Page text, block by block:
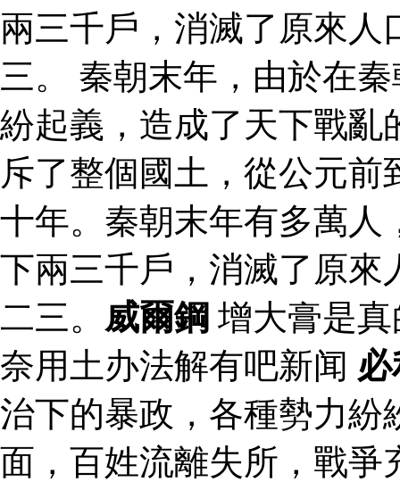
兩三千戶，消滅了原來
三。 秦朝末年，由於在
紛起義，造成了天下戰亂
斥了整個國土，從公元
十年。秦朝末年有多萬人
下兩三千戶，消滅了原來
二三。 威爾鋼 增大膏是
奈用土办法解有吧新闻
治下的暴政，各種勢力紛
面，百姓流離失所，戰爭